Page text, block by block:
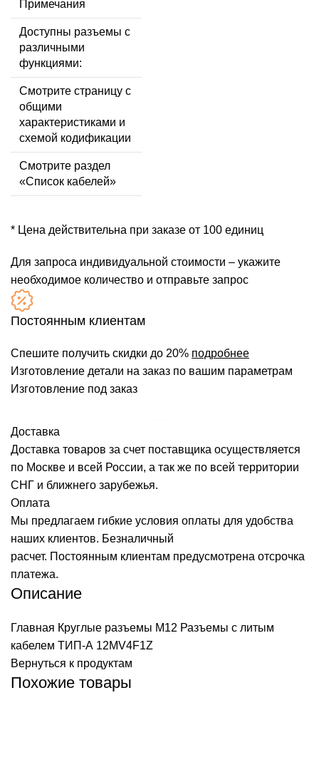
Примечания
Доступны разъемы с
различными
функциями:
Смотрите страницу с
общими
характеристиками и
схемой кодификации
Смотрите раздел
«Список кабелей»
* Цена действительна при заказе от 100 единиц
Для запроса индивидуальной стоимости – укажите
необходимое количество и отправьте запрос
Постоянным клиентам
Спешите получить скидки до 20% подробнее
Изготовление детали на заказ по вашим параметрам
Изготовление под заказ
Доставка
Доставка товаров за счет поставщика осуществляется
по Москве и всей России, а так же по всей территории
СНГ и ближнего зарубежья.
Оплата
Мы предлагаем гибкие условия оплаты для удобства
наших клиентов. Безналичный
расчет. Постоянным клиентам предусмотрена отсрочка
платежа.
Описание
Главная Круглые разъемы M12 Разъемы с литым
кабелем ТИП-А 12MV4F1Z
Вернуться к продуктам
Похожие товары